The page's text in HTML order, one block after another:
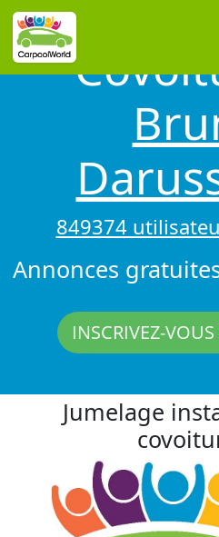
849374
Annonces
INSCRIVEZ-
Jumelage